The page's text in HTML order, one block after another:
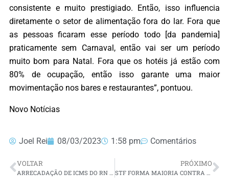
consistente e muito prestigiado. Então, isso influencia
diretamente o setor de alimentação fora do lar. Fora que
as pessoas ficaram esse período todo [da pandemia]
praticamente sem Carnaval, então vai ser um período
muito bom para Natal. Fora que os hotéis já estão com
80% de ocupação, então isso garante uma maior
movimentação nos bares e restaurantes”, pontuou.
Novo Notícias
Joel Rei 08/03/2023 1:58 pm Comentários
VOLTAR
ARRECADAÇÃO DE ICMS DO RN TEM ALTA DE 5% EM JANEIRO
PRÓXIMO
STF FORMA MAIORIA CONTRA CENSO EM CÁLCULO DE FUNDO DE PARTICIPAÇÃO DOS MUNICÍPIOS